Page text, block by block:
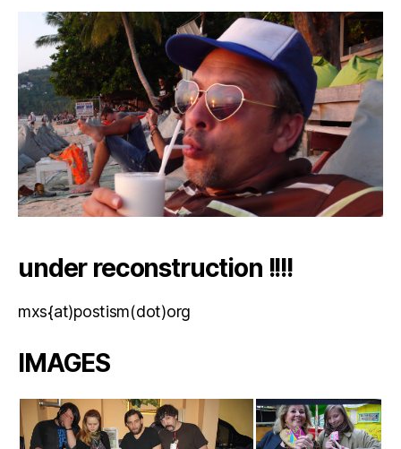
under reconstruction !!!!
mxs{at)postism(dot)org
IMAGES